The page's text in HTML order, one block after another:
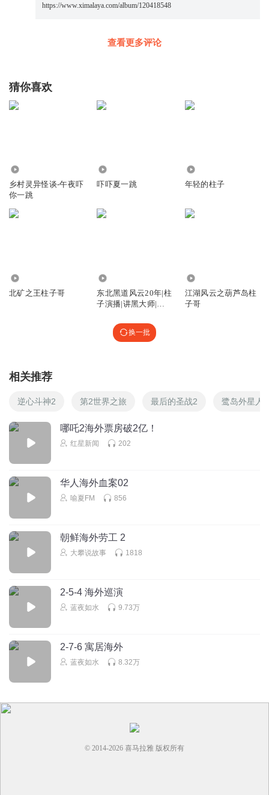
https://www.ximalaya.com/album/120418548
查看更多评论
猜你喜欢
乡村灵异怪谈-午夜吓
你一跳
吓吓夏一跳 年轻的柱子
北矿之王柱子哥
东北黑道风云20年|柱
子演播|讲黑大师|都
江湖风云之葫芦岛柱
子哥
换一批
相关推荐
逆心斗神2 第2世界之旅 最后的圣战2 鹭岛外星人2
哪吒2海外票房破2亿！
红星新闻 202
华人海外血案02
喻夏FM 856
朝鲜海外劳工 2
大攀说故事 1818
2-5-4 海外巡演
蓝夜如水 9.73万
2-7-6 寓居海外
蓝夜如水 8.32万
© 2014-2026 喜马拉雅 版权所有